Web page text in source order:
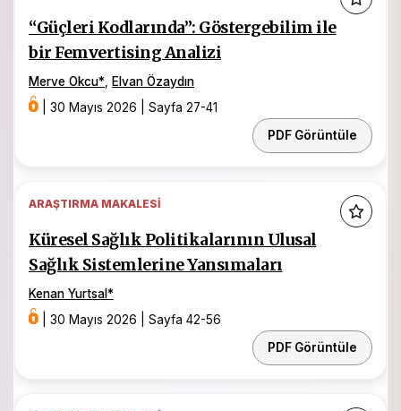
“Güçleri Kodlarında”: Göstergebilim ile
bir Femvertising Analizi
Merve Okcu*
Elvan Özaydın
30 Mayıs 2026
Sayfa 27-41
PDF Görüntüle
ARAŞTIRMA MAKALESI
Küresel Sağlık Politikalarının Ulusal
Sağlık Sistemlerine Yansımaları
Kenan Yurtsal*
30 Mayıs 2026
Sayfa 42-56
PDF Görüntüle